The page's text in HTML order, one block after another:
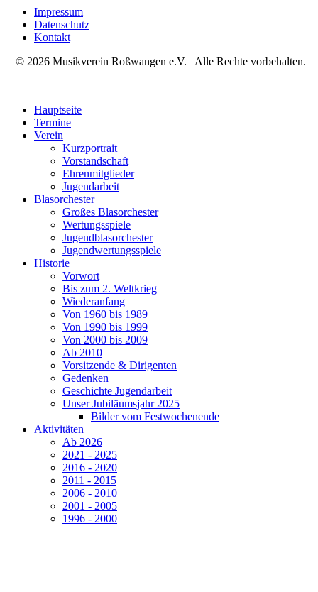
Impressum
Datenschutz
Kontakt
© 2026 Musikverein Roßwangen e.V. Alle Rechte vorbehalten.
Hauptseite
Termine
Verein
Kurzportrait
Vorstandschaft
Ehrenmitglieder
Jugendarbeit
Blasorchester
Großes Blasorchester
Wertungsspiele
Jugendblasorchester
Jugendwertungsspiele
Historie
Vorwort
Bis zum 2. Weltkrieg
Wiederanfang
Von 1960 bis 1989
Von 1990 bis 1999
Von 2000 bis 2009
Ab 2010
Vorsitzende & Dirigenten
Gedenken
Geschichte Jugendarbeit
Unser Jubiläumsjahr 2025
Bilder vom Festwochenende
Aktivitäten
Ab 2026
2021 - 2025
2016 - 2020
2011 - 2015
2006 - 2010
2001 - 2005
1996 - 2000